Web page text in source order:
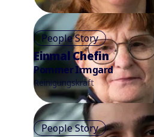
People Story
Einmal Chefin
Pommer Irmgard
Reinigungskraft
People Story